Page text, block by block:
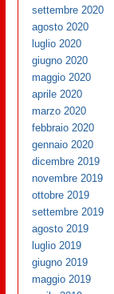
settembre 2020
agosto 2020
luglio 2020
giugno 2020
maggio 2020
aprile 2020
marzo 2020
febbraio 2020
gennaio 2020
dicembre 2019
novembre 2019
ottobre 2019
settembre 2019
agosto 2019
luglio 2019
giugno 2019
maggio 2019